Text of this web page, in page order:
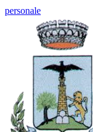
personale